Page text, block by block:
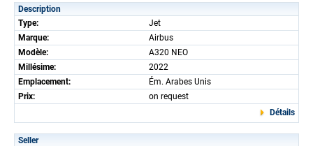
Description
Type:
Jet
Marque:
Airbus
Modèle:
A320 NEO
Millésime:
2022
Emplacement:
Ém. Arabes Unis
Prix:
on request
Détails
Seller